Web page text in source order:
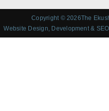
Copyright © 2026The
Website Design, Development &